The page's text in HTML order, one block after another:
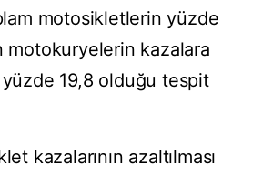
motosikletlerin yüzde
motokuryelerin kazalara
yüzde 19,8 olduğu tespit
kazalarının azaltılması